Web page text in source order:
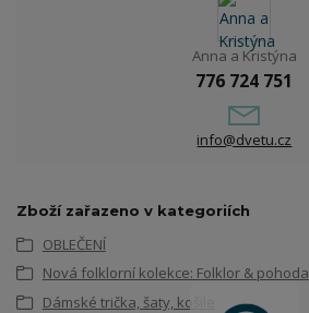
Anna a Kristýna
776 724 751
info@dvetu.cz
Zboží zařazeno v kategoriích
OBLEČENÍ
Nová folklorní kolekce: Folklor & pohoda
Dámské trička, šaty, košile